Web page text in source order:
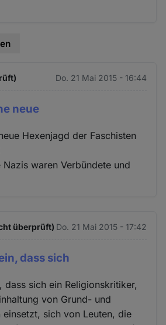
Do. 21 Mai 2015 - 16:44
neue
Hexenjagd der Faschisten
waren Verbündete und
überprüft) Do. 21 Mai 2015 - 17:42
dass sich
dass sich ein Religionskritiker,
von Grund- und
einsetzt, sich von Leuten, die